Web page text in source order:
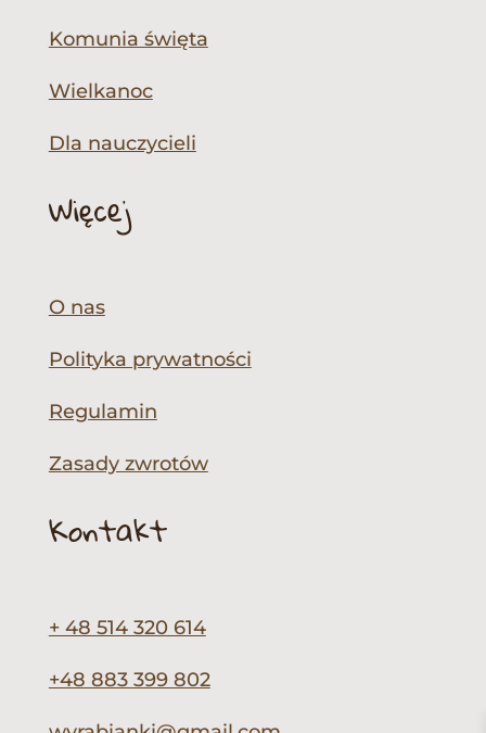
Komunia święta
Wielkanoc
Dla nauczycieli
Więcej
O nas
Polityka prywatności
Regulamin
Zasady zwrotów
Kontakt
+ 48 514 320 614
+48 883 399 802